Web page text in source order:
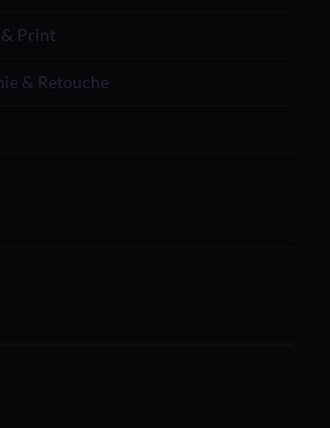
& Print
& Retouche